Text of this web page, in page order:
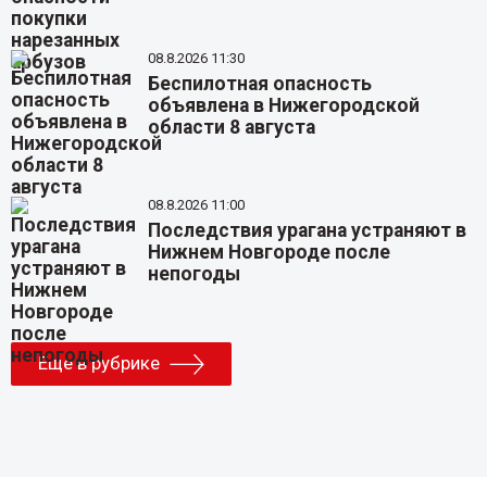
08.8.2026 11:30
Беспилотная опасность
объявлена в Нижегородской
области 8 августа
08.8.2026 11:00
Последствия урагана устраняют в
Нижнем Новгороде после
непогоды
Еще в рубрике